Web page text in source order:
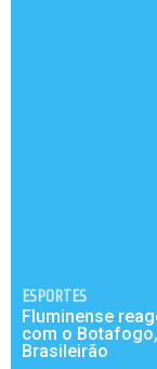
ESPORTES
Fluminense
com o
Brasileirão